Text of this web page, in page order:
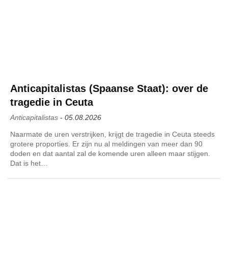
Anticapitalistas (Spaanse Staat): over de
tragedie in Ceuta
Anticapitalistas - 05.08.2026
Naarmate de uren verstrijken, krijgt de tragedie in Ceuta steeds
grotere proporties. Er zijn nu al meldingen van meer dan 90
doden en dat aantal zal de komende uren alleen maar stijgen.
Dat is het…